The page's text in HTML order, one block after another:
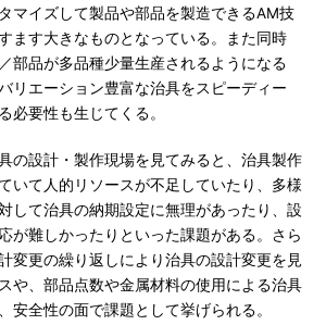
マイズして製品や部品を製造できるAM技
ます大きなものとなっている。また同時
部品が多品種少量生産されるようになる
リエーション豊富な治具をスピーディー
必要性も生じてくる。
の設計・製作現場を見てみると、治具製作
いて人的リソースが不足していたり、多様
して治具の納期設定に無理があったり、設
が難しかったりといった課題がある。さら
変更の繰り返しにより治具の設計変更を見
や、部品点数や金属材料の使用による治具
安全性の面で課題として挙げられる。